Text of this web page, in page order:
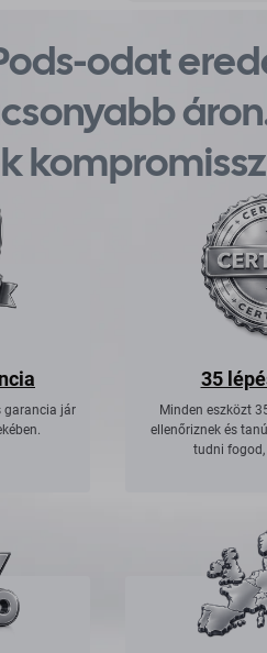
odat
garancia jár
35
Minden eszközt
ellenőriznek és
tudni